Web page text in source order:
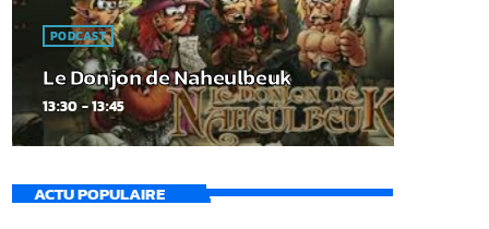
PODCAST
Le Donjon de Naheulbeuk
13:30 - 13:45
ACTU POPULAIRE